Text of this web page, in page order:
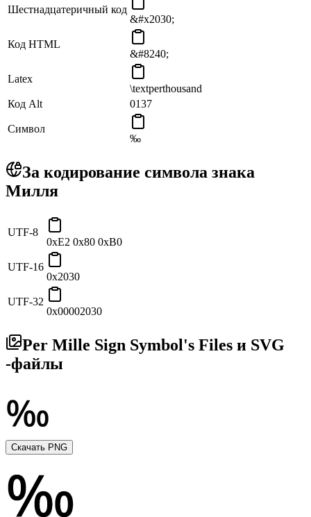
Шестнадцатеричный код
&#x2030;
Код HTML
&#8240;
Latex
\textperthousand
Код Alt
0137
Символ
‰
За кодирование символа знака
Милля
UTF-8
0xE2 0x80 0xB0
UTF-16
0x2030
UTF-32
0x00002030
Per Mille Sign Symbol's Files и SVG
-файлы
Скачать PNG